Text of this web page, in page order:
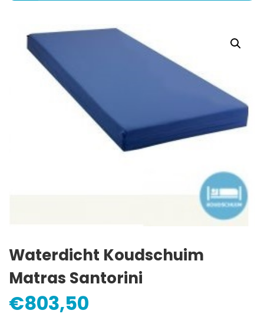
Waterdicht Koudschuim
Matras Santorini
€803,50